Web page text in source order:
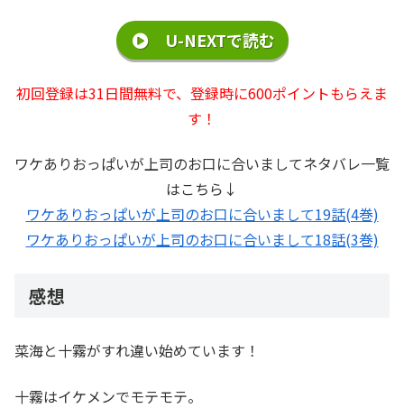
U-NEXTで読む
初回登録は31日間無料で、登録時に600ポイントもらえま
す！
ワケありおっぱいが上司のお口に合いましてネタバレ一覧
はこちら↓
ワケありおっぱいが上司のお口に合いまして19話(4巻)
ワケありおっぱいが上司のお口に合いまして18話(3巻)
感想
菜海と十霧がすれ違い始めています！
十霧はイケメンでモテモテ。